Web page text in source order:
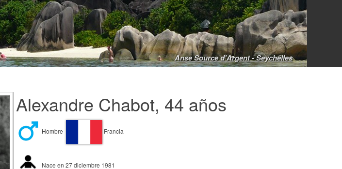
Anse Source d'Argent - Seychelles
Alexandre Chabot, 44 años
Hombre Francia
Nace en 27 diciembre 1981